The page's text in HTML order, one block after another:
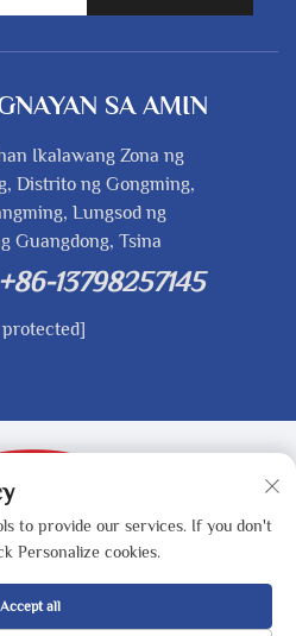
SA AMIN
Ikalawang Zona ng
Distrito ng Gongming,
Lungsod ng
Guangdong, Tsina
+86-13798257145
REDY-MED
-
Patakaran sa Pagkakapribado
to provide our services. If you don't
Personalize cookies.
Accept all